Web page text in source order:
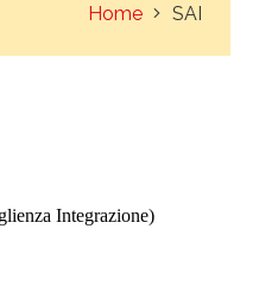
Home SAI
Integrazione)